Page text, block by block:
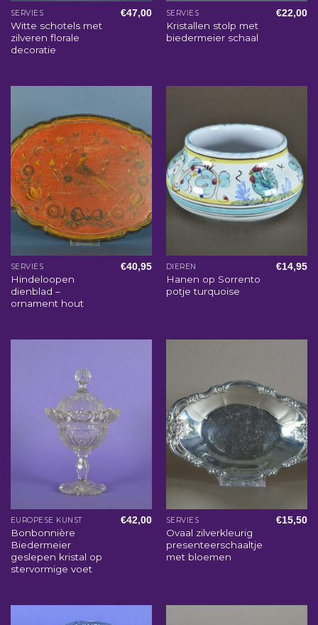
SERVIES
Witte schotels met
zilveren florale
decoratie
€47,00 SERVIES
Kristallen stolp met
biedermeier schaal
€22,00
SERVIES
Hindeloopen
dienblad –
ornament hout
€40,95 DIEREN
Hanen op Sorrento
potje turquoise
€14,95
EUROPESE KUNST
Bonbonnière
Biedermeier
geslepen kristal op
stervormige voet
€42,00 SERVIES
Ovaal zilverkleurig
presenteerschaaltje
met bloemen
€15,50